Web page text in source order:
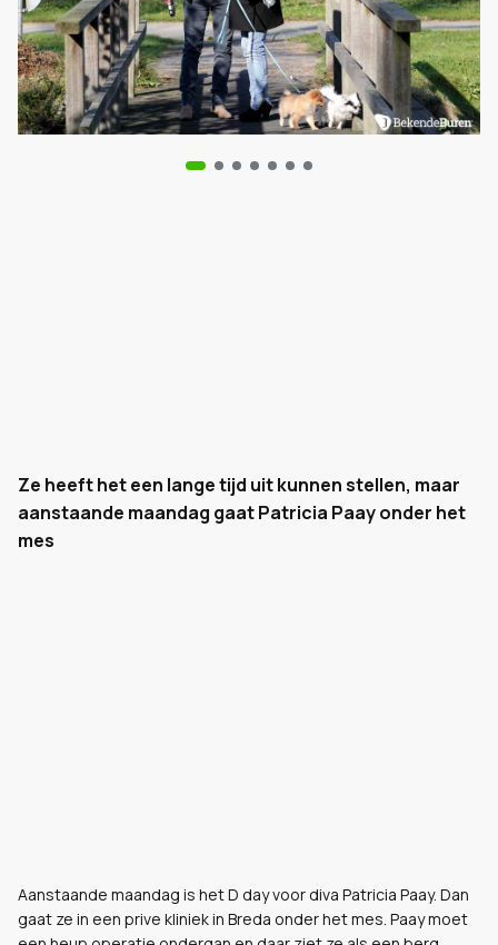
Ze heeft het een lange tijd uit kunnen stellen, maar
aanstaande maandag gaat Patricia Paay onder het
mes
Aanstaande maandag is het D day voor diva Patricia Paay. Dan
gaat ze in een prive kliniek in Breda onder het mes. Paay moet